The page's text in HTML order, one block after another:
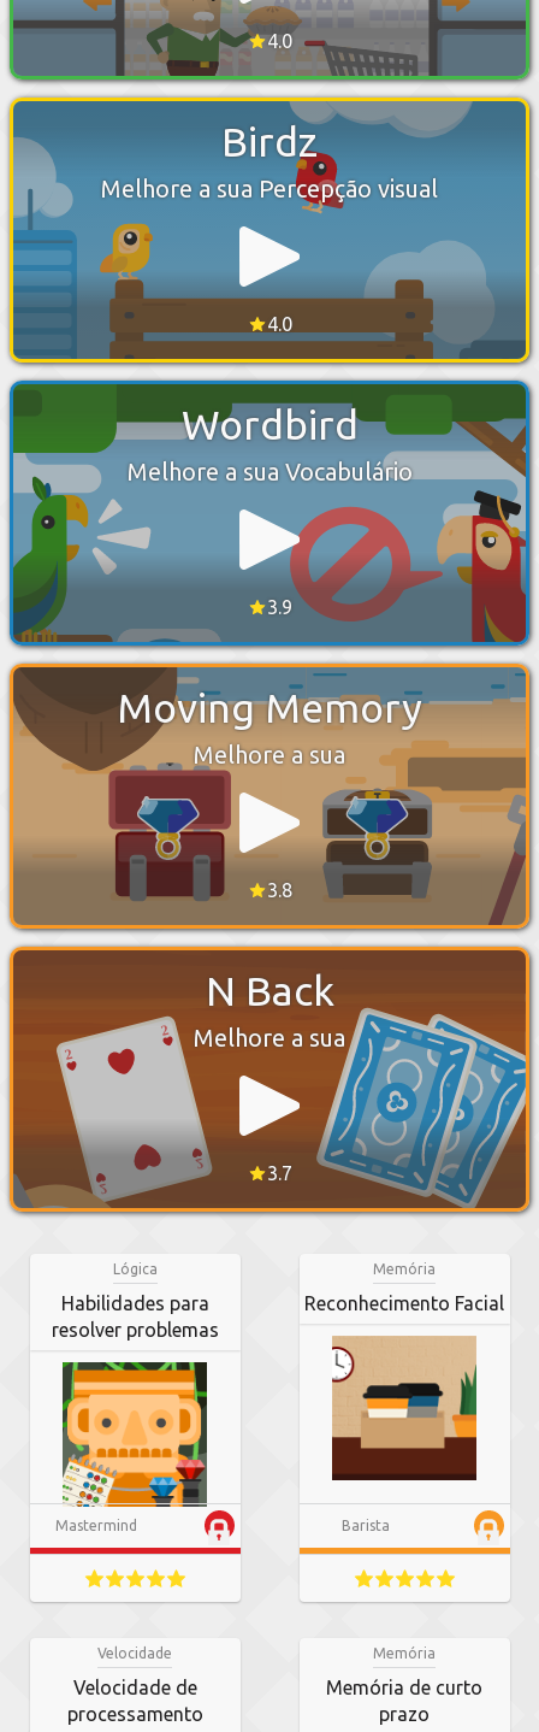
4.0
Birdz
Melhore a sua Percepção visual
4.0
Wordbird
Melhore a sua Vocabulário
3.9
Moving Memory
Melhore a sua
3.8
N Back
Melhore a sua
3.7
Lógica
Habilidades para
resolver problemas
Mastermind
Memória
Reconhecimento Facial
Barista
Velocidade
Velocidade de
processamento
Memória
Memória de curto
prazo